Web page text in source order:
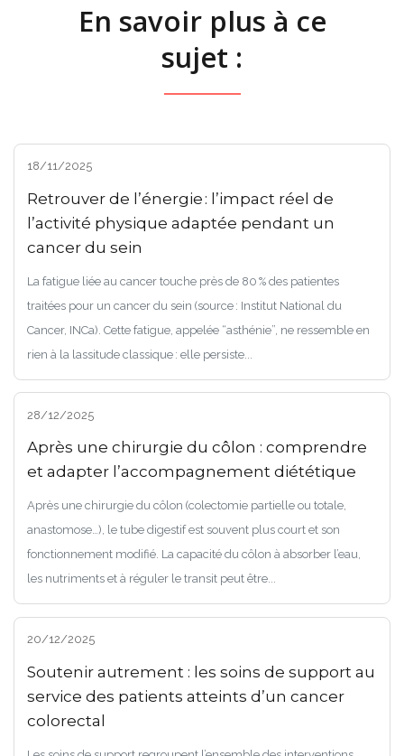
En savoir plus à ce
sujet :
18/11/2025
Retrouver de l’énergie : l’impact réel de
l’activité physique adaptée pendant un
cancer du sein
La fatigue liée au cancer touche près de 80 % des patientes
traitées pour un cancer du sein (source : Institut National du
Cancer, INCa). Cette fatigue, appelée “asthénie”, ne ressemble en
rien à la lassitude classique : elle persiste...
28/12/2025
Après une chirurgie du côlon : comprendre
et adapter l’accompagnement diététique
Après une chirurgie du côlon (colectomie partielle ou totale,
anastomose…), le tube digestif est souvent plus court et son
fonctionnement modifié. La capacité du côlon à absorber l’eau,
les nutriments et à réguler le transit peut être...
20/12/2025
Soutenir autrement : les soins de support au
service des patients atteints d’un cancer
colorectal